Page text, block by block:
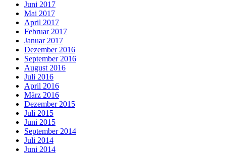
Juni 2017
Mai 2017
April 2017
Februar 2017
Januar 2017
Dezember 2016
September 2016
August 2016
Juli 2016
April 2016
März 2016
Dezember 2015
Juli 2015
Juni 2015
September 2014
Juli 2014
Juni 2014